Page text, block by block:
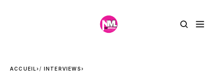
ACCUEIL› INTERVIEWS›